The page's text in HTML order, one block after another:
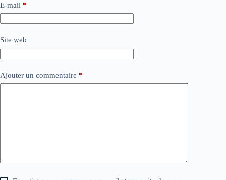
E-mail *
Site web
Ajouter un commentaire *